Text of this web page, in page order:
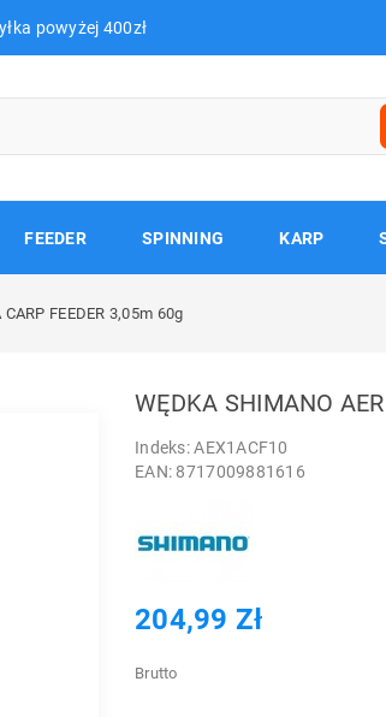
powyżej 400zł
FEEDER SPINNING KARP
FEEDER 3,05m 60g
WĘDKA SHIMANO
Indeks: AEX1ACF10
EAN: 8717009881616
204,99 Zł
Brutto